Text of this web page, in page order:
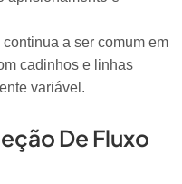
continua a ser comum em
cadinhos e linhas
variável.
De Fluxo